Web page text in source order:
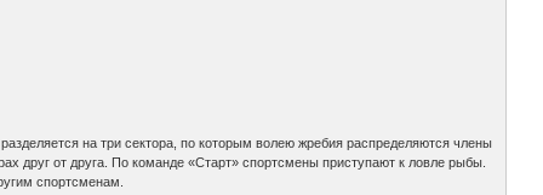
на три сектора, по которым волею жребия распределяются члены
друг от друга. По команде «Старт» спортсмены приступают к ловле рыбы.
спортсменам.